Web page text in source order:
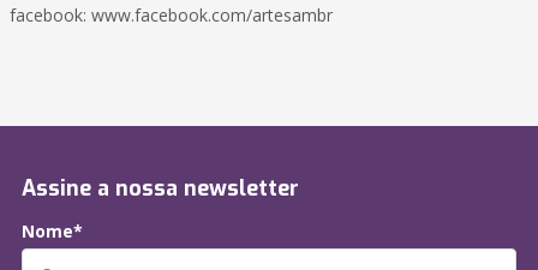
facebook: www.facebook.com/artesambr
Assine a nossa newsletter
Nome*